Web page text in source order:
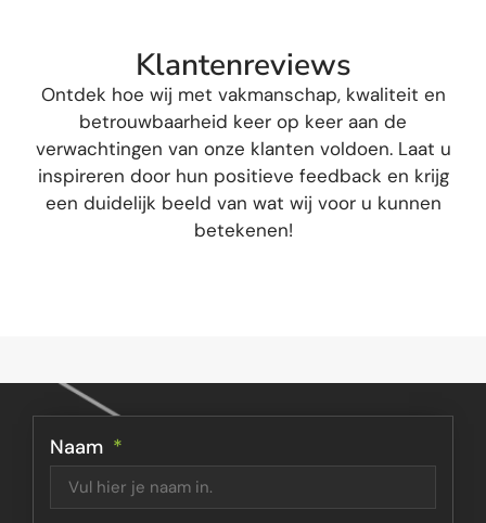
Klantenreviews
Ontdek hoe wij met vakmanschap, kwaliteit en
betrouwbaarheid keer op keer aan de
verwachtingen van onze klanten voldoen. Laat u
inspireren door hun positieve feedback en krijg
een duidelijk beeld van wat wij voor u kunnen
betekenen!
Naam